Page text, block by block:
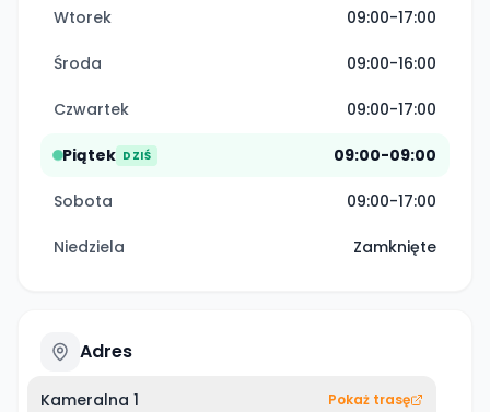
Wtorek 09:00-17:00
Środa 09:00-16:00
Czwartek 09:00-17:00
Piątek DZIŚ 09:00-09:00
Sobota 09:00-17:00
Niedziela Zamknięte
Adres
Kameralna 1
Pokaż trasę